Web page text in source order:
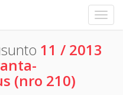
11 / 2013
(nro 210)